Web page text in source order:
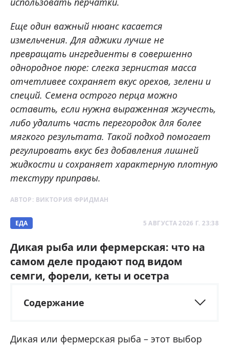
Еще один важный нюанс касается
измельчения. Для аджики лучше не
превращать ингредиенты в совершенно
однородное пюре: слегка зернистая масса
отчетливее сохраняет вкус орехов, зелени и
специй. Семена острого перца можно
оставить, если нужна выраженная жгучесть,
либо удалить часть перегородок для более
мягкого результата. Такой подход помогает
регулировать вкус без добавления лишней
жидкости и сохраняет характерную плотную
текстуру приправы.
АВТОР: ВИКТОРИЯ ФРИДМАН
ЕДА 5 АВГУСТА 2026 Г. 23:38
Дикая рыба или фермерская: что на
самом деле продают под видом
семги, форели, кеты и осетра
Содержание
Дикая или фермерская рыба – этот выбор